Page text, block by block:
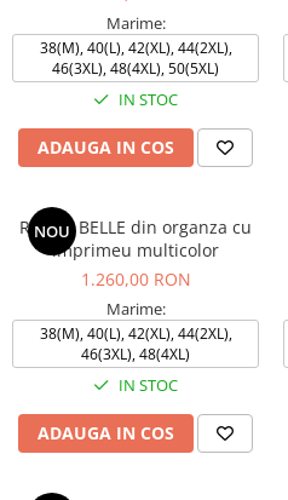
Marime:
38(M), 40(L), 42(XL), 44(2XL),
46(3XL), 48(4XL), 50(5XL)
IN STOC
ADAUGA IN COS
NOU
Rochie BELLE din organza cu
imprimeu multicolor
1.260,00 RON
Marime:
38(M), 40(L), 42(XL), 44(2XL),
46(3XL), 48(4XL)
IN STOC
ADAUGA IN COS